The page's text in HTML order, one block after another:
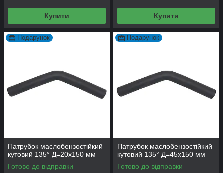
Купити Купити
Подарунок
Патрубок маслобензостійкий
кутовий 135° Д=20х150 мм
Готово до відправки
Подарунок
Патрубок маслобензостійкий
кутовий 135° Д=45х150 мм
Готово до відправки